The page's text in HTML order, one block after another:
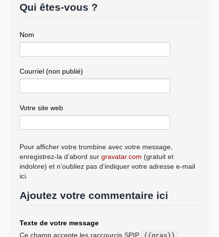
Qui êtes-vous ?
Nom
Courriel (non publié)
Votre site web
Pour afficher votre trombine avec votre message,
enregistrez-la d’abord sur gravatar.com (gratuit et
indolore) et n’oubliez pas d’indiquer votre adresse e-mail
ici.
Ajoutez votre commentaire ici
Texte de votre message
Ce champ accepte les raccourcis SPIP